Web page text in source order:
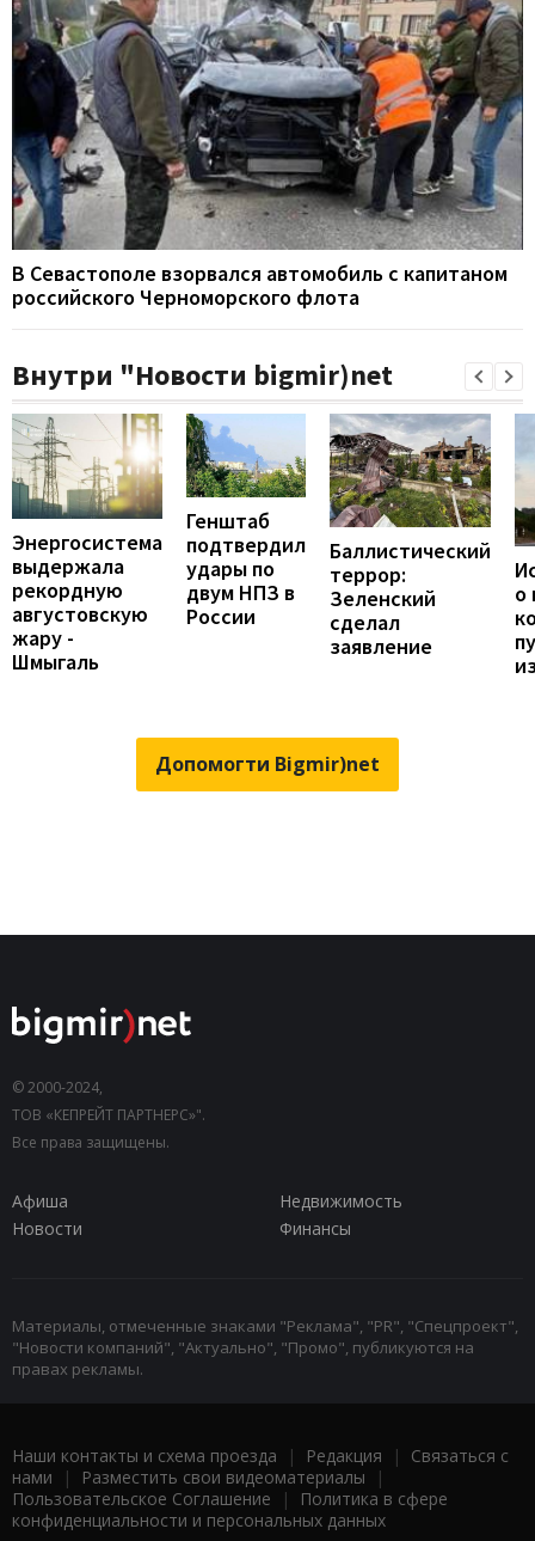
В Севастополе взорвался автомобиль с капитаном
российского Черноморского флота
Внутри "Новости bigmir)net
Энергосистема
выдержала
рекордную
августовскую
жару -
Шмыгаль
Генштаб
подтвердил
удары по
двум НПЗ в
России
Баллистический
террор:
Зеленский
сделал
заявление
о
Допомогти Bigmir)net
© 2000-2024,
ТОВ «КЕПРЕЙТ ПАРТНЕРС»".
Все права защищены.
Афиша
Недвижимость
Новости
Финансы
Материалы, отмеченные знаками "Реклама", "PR", "Спецпроект",
"Новости компаний", "Актуально", "Промо", публикуются на
правах рекламы.
Наши контакты и схема проезда | Редакция | Связаться с
нами | Разместить свои видеоматериалы |
Пользовательское Соглашение |
Политика в сфере
конфиденциальности и персональных данных